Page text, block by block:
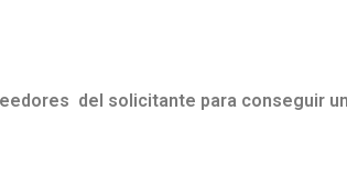
del solicitante para conseguir